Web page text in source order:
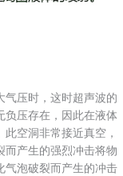
气压时，这时超声波的
负压存在，因此在液体
空洞非常接近真空，
而产生的强烈冲击将物
气泡破裂而产生的冲击